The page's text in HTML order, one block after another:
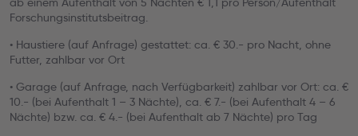
Forschungsinstitutsbeitrag.
• Haustiere (auf Anfrage) gestattet: ca. € 30.- pro Nacht, ohne
Futter, zahlbar vor Ort
• Garage (auf Anfrage, nach Verfügbarkeit) zahlbar vor Ort: ca. €
10.- (bei Aufenthalt 1 – 3 Nächte), ca. € 7.- (bei Aufenthalt 4 – 6
Nächte) bzw. ca. € 4.- (bei Aufenthalt ab 7 Nächte) pro Tag